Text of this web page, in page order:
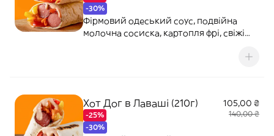
-30%
Фірмовий одеський соус, подвійна
молочна сосиска, картопля фрі, свіжі
Хот Дог в Лаваші (210г)
-25%
-30%
105,00 ₴
140,00 ₴